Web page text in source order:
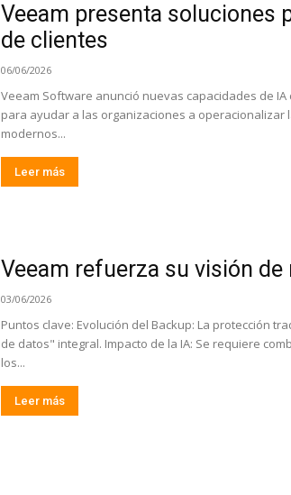
Veeam presenta soluciones
de clientes
06/06/2026
Veeam Software anunció nuevas capacidades de
para ayudar a las organizaciones a
modernos...
Leer más
Veeam refuerza su visión
03/06/2026
Puntos clave: Evolución del Backup: La protección
de datos" integral. Impacto de la IA: Se requiere
los...
Leer más